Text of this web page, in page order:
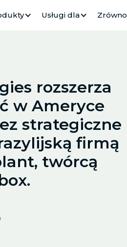
Usługi dla
rozszerza
w Ameryce
strategiczne
firmą
twórcą